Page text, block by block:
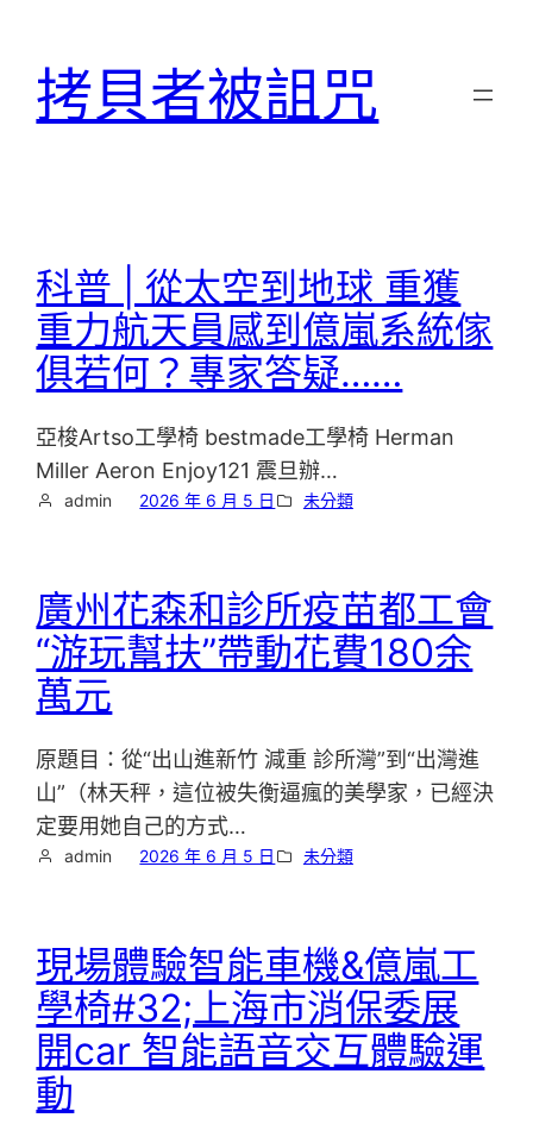
拷貝者被詛咒
科普 | 從太空到地球 重獲
重力航天員感到億嵐系統傢
俱若何？專家答疑……
亞梭Artso工學椅 bestmade工學椅 Herman
Miller Aeron Enjoy121 震旦辦…
admin 2026 年 6 月 5 日 未分類
廣州花森和診所疫苗都工會
“游玩幫扶”帶動花費180余
萬元
原題目：從“出山進新竹 減重 診所灣”到“出灣進
山”（林天秤，這位被失衡逼瘋的美學家，已經決
定要用她自己的方式…
admin 2026 年 6 月 5 日 未分類
現場體驗智能車機&億嵐工
學椅#32;上海市消保委展
開car 智能語音交互體驗運
動